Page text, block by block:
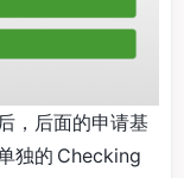
，后面的申请基
独的 Checking